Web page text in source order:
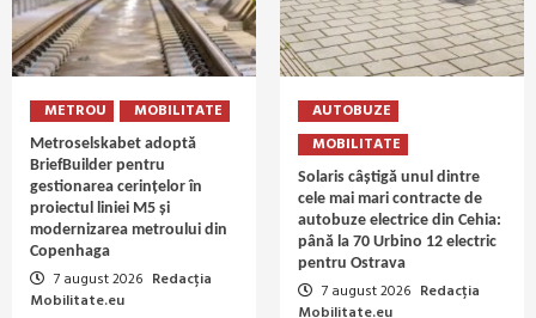
METROU MOBILITATE
Metroselskabet adoptă
BriefBuilder pentru
gestionarea cerințelor în
proiectul liniei M5 și
modernizarea metroului din
Copenhaga
7 august 2026 Redacția
Mobilitate.eu
AUTOBUZE
MOBILITATE
Solaris câștigă unul dintre
cele mai mari contracte de
autobuze electrice din Cehia:
până la 70 Urbino 12 electric
pentru Ostrava
7 august 2026 Redacția
Mobilitate.eu